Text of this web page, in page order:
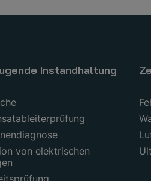
Instandhaltung
von elektrischen